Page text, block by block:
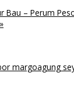
Bau – Perum